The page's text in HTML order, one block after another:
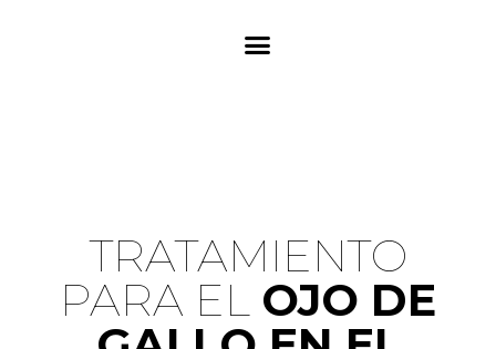
TRATAMIENTO
PARA EL​ OJO DE